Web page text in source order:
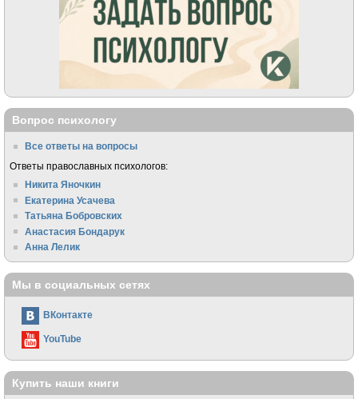
Вопрос психологу
Все ответы на вопросы
Ответы православных психологов:
Никита Яночкин
Екатерина Усачева
Татьяна Бобровских
Анастасия Бондарук
Анна Лелик
Мы в социальных сетях
ВКонтакте
YouTube
Купить наши книги